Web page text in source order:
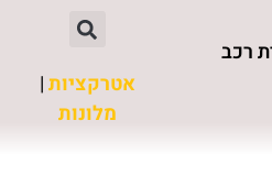
רכב
אטרקציות|
מלונות